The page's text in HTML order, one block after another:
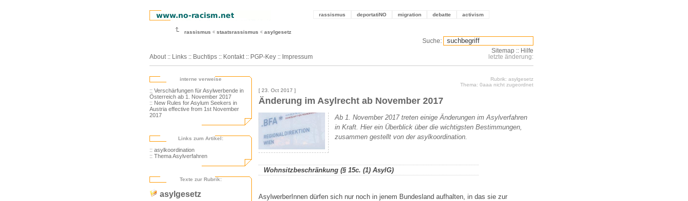
rassismus deportatiNO migration debatte activism
rassismus staatsrassismus asylgesetz
About :: Links :: Buchtips :: Kontakt :: PGP-Key :: Impressum
Suche:
Sitemap :: Hilfe
letzte änderung:
interne verweise
:: Verschärfungen für Asylwerbende in
Österreich ab 1. November 2017
:: New Rules for Asylum Seekers in
Austria effective from 1st November
2017
Links zum Artikel:
:: asylkoordination
:: Thema Asylverfahren
Texte zur Rubrik:
asylgesetz
Rubrik: asylgesetz
Thema: 0aaa nicht zugeordnet
[ 23. Oct 2017 ]
Änderung im Asylrecht ab November 2017
Ab 1. November 2017 treten einige Änderungen im Asylverfahren
in Kraft. Hier ein Überblick über die wichtigsten Bestimmungen,
zusammen gestellt von der asylkoordination.
Wohnsitzbeschränkung (§ 15c. (1) AsylG)
AsylwerberInnen dürfen sich nur noch in jenem Bundesland aufhalten, in das sie zur